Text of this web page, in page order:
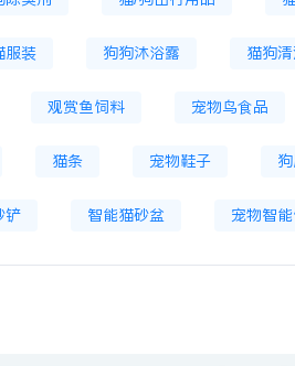
服装 狗狗沐浴露 猫狗
观赏鱼饲料 宠物鸟食品
猫条 宠物鞋子
铲 智能猫砂盆 宠物智